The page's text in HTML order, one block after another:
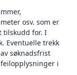
osv. som er
tilskudd for. I
Eventuelle trekk
søknadsfrist
i